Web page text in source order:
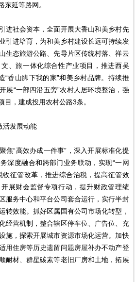
东延等路网。
社会资本，全面开展大香山和美乡村先
引进培育，为和美乡村建设长远可持续发
生态旅游公路、先导片区传统村落、祥云
、旅一体化综合性产业项目，推进西吴
“香山脚下我的家”和美乡村品牌。持续推
展“一部四沿五旁”农村人居环境整治，强
目，建成投用农村公路3条。
发展动能
“高效办成一件事”，深入开展标准化提
深度融合和跨部门业务联动，实现“一网
收征管改革，推进综合治税，提高征管效
展财会监督专项行动，提升财政管理绩
服务中心和平台公司套合运行，实行半封
转效能。抓好区属国有公司市场化转型，
经营机制，整合辖区停车位、广告位、充
施，探索开展城市资源市场化运营。加快
用住房等历史遗留问题房屋补办不动产登
耐材、群星碳素等老旧厂房和土地，拓展